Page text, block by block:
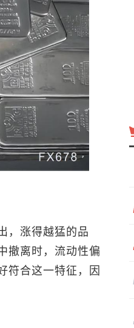
，涨得越猛的品
撤离时，流动性偏
符合这一特征，因